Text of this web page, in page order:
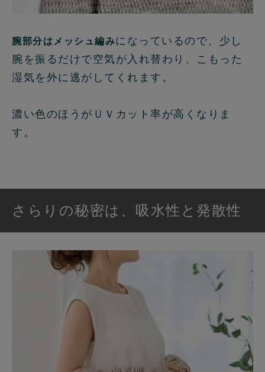
腕部分はメッシュ編みになっているので、少し
腕を振るだけで空気が入れ替わり、こもった
湿気を外に逃がしてくれます。
濃い色のほうがＵＶカット率が高くなりま
す。
さらりの秘密は、吸水性と発散性